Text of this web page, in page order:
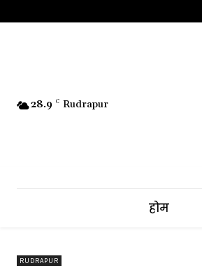
28.9 C Rudrapur
होम
RUDRAPUR